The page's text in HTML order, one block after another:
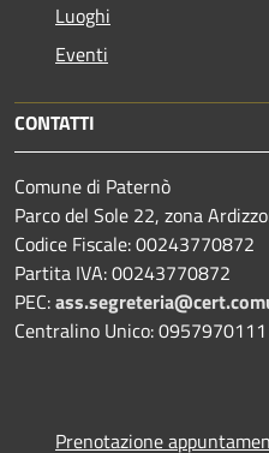
Luoghi
Eventi
CONTATTI
Comune di Paternò
Parco del Sole 22, zona
Codice Fiscale: 00243770872
Partita IVA: 00243770872
PEC:
Centralino Unico: 0957970111
Prenotazione